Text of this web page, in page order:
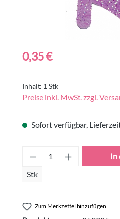
Regulärer Preis:
0,35 €
Inhalt: 1 Stk
Preise inkl. MwSt. zzgl.
Sofort verfügbar,
Produkt Anzahl:
Stk
In
Zum Merkzettel hinzufügen